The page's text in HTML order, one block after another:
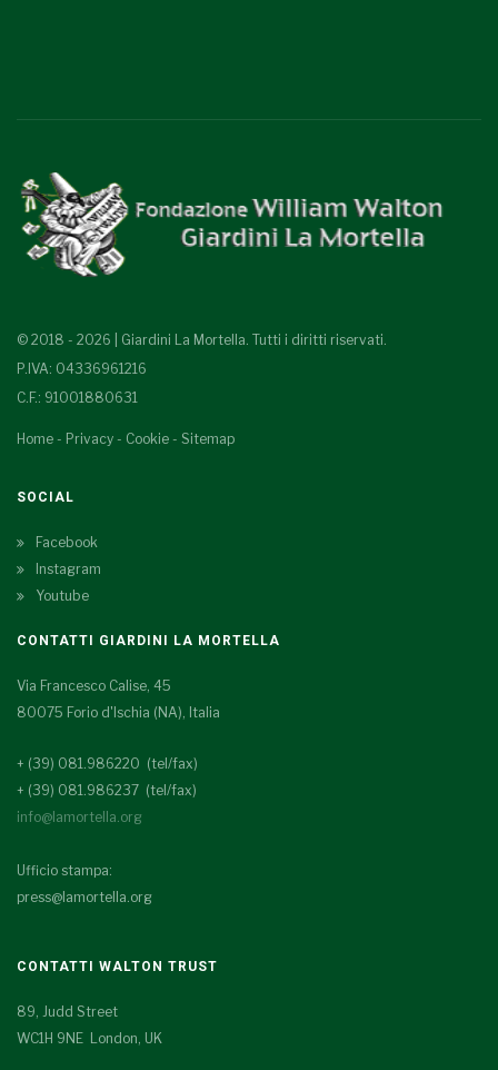
© 2018 - 2026 | Giardini La Mortella. Tutti i diritti riservati.
P.IVA: 04336961216
C.F.: 91001880631
Home - Privacy - Cookie - Sitemap
SOCIAL
Facebook
Instagram
Youtube
CONTATTI GIARDINI LA MORTELLA
Via Francesco Calise, 45
80075 Forio d'Ischia (NA), Italia
+ (39) 081.986220 (tel/fax)
+ (39) 081.986237 (tel/fax)
info@lamortella.org
Ufficio stampa:
press@lamortella.org
CONTATTI WALTON TRUST
89, Judd Street
WC1H 9NE London, UK